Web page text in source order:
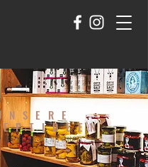
GENUSSMENSCHEN